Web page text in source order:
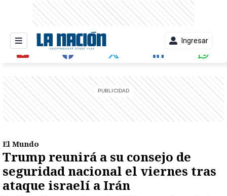
Ingresar
El Mundo
Trump reunirá a su consejo de
seguridad nacional el viernes tras
ataque israelí a Irán